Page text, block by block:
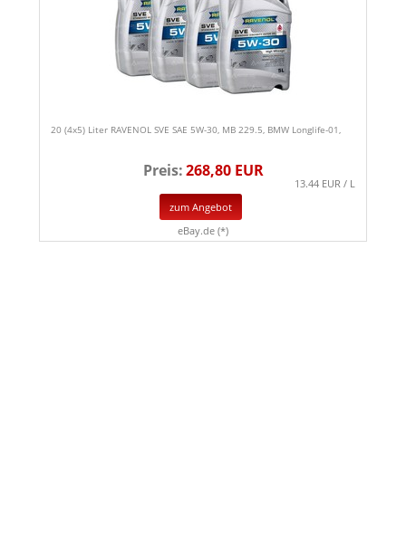
20 (4x5) Liter RAVENOL SVE SAE 5W-30, MB 229.5, BMW Longlife-01,
Preis:268,80 EUR
13.44 EUR / L
zum Angebot
eBay.de (*)